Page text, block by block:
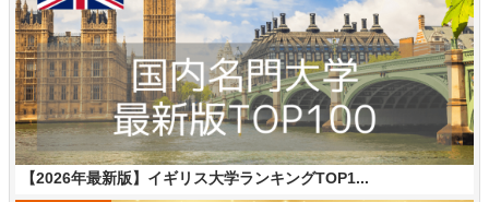
【2026年最新版】イギリス大学ランキングTOP1...